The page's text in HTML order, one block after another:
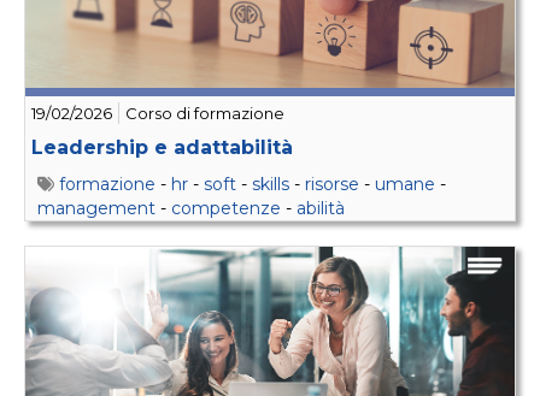
19/02/2026 Corso di formazione
Leadership e adattabilità
formazione - hr - soft - skills - risorse - umane -
management - competenze - abilità